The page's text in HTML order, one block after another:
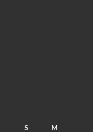
S M